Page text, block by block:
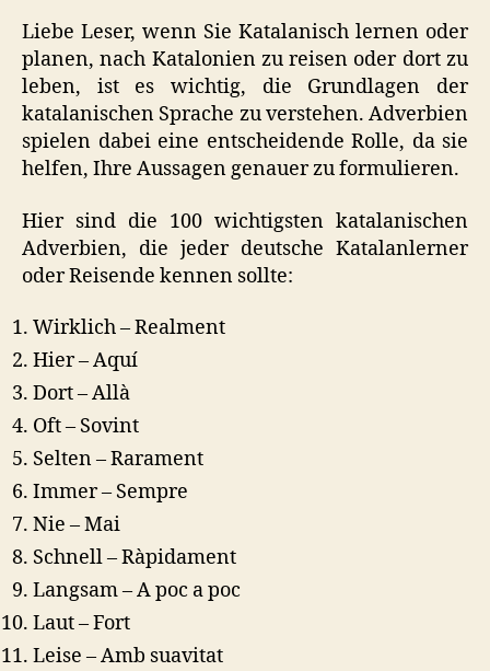
Liebe Leser, wenn Sie Katalanisch lernen oder
planen, nach Katalonien zu reisen oder dort zu
leben, ist es wichtig, die Grundlagen der
katalanischen Sprache zu verstehen. Adverbien
spielen dabei eine entscheidende Rolle, da sie
helfen, Ihre Aussagen genauer zu formulieren.
Hier sind die 100 wichtigsten katalanischen
Adverbien, die jeder deutsche Katalanlerner
oder Reisende kennen sollte:
Wirklich – Realment
Hier – Aquí
Dort – Allà
Oft – Sovint
Selten – Rarament
Immer – Sempre
Nie – Mai
Schnell – Ràpidament
Langsam – A poc a poc
Laut – Fort
Leise – Amb suavitat